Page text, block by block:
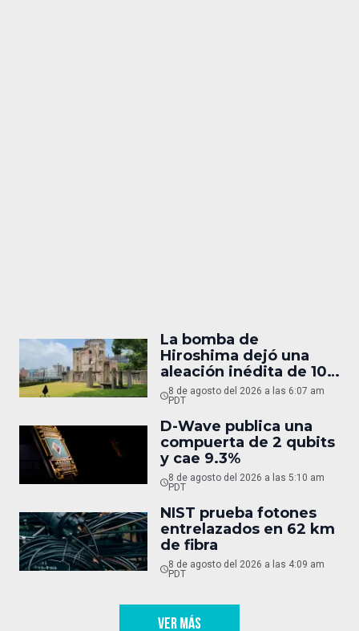
La bomba de
Hiroshima dejó una
aleación inédita de 10
micras
8 de agosto del 2026 a las 6:07 am
PDT
D-Wave publica una
compuerta de 2 qubits
y cae 9.3%
8 de agosto del 2026 a las 5:10 am
PDT
NIST prueba fotones
entrelazados en 62 km
de fibra
8 de agosto del 2026 a las 4:09 am
PDT
VER MÁS